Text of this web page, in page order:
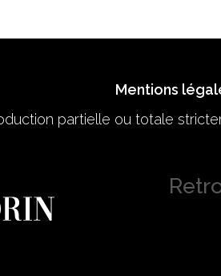
Mentions
partielle ou totale